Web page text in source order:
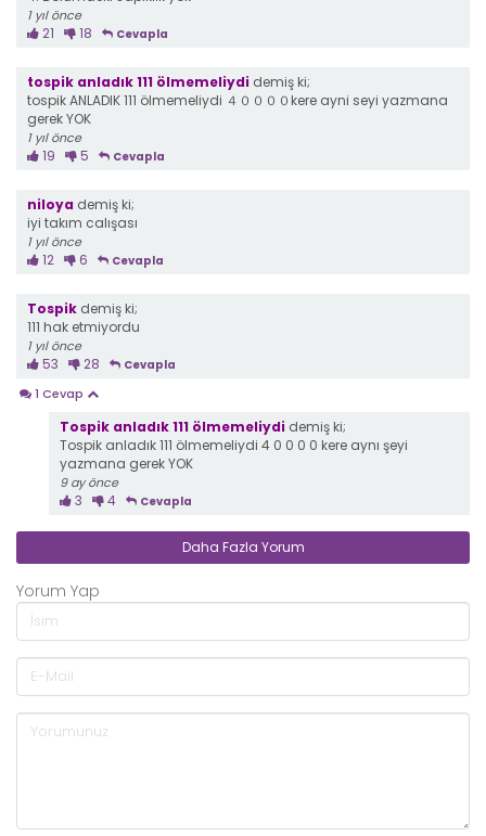
1 yıl önce
21 18 Cevapla
tospik anladık 111 ölmemeliydi demiş ki;
tospik ANLADIK 111 ölmemeliydi ４００００kere ayni seyi yazmana
gerek YOK
1 yıl önce
19 5 Cevapla
niloya demiş ki;
iyi takım calışası
1 yıl önce
12 6 Cevapla
Tospik demiş ki;
111 hak etmiyordu
1 yıl önce
53 28 Cevapla
1 Cevap
Tospik anladık 111 ölmemeliydi demiş ki;
Tospik anladık 111 ölmemeliydi 4 0 0 0 0 kere aynı şeyi
yazmana gerek YOK
9 ay önce
3 4 Cevapla
Daha Fazla Yorum
Yorum Yap